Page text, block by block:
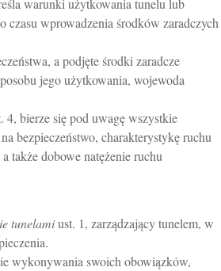
warunki użytkowania tunelu lub
czasu wprowadzenia środków zaradczych
a podjęte środki zaradcze
jego użytkowania, wojewoda
bierze się pod uwagę wszystkie
bezpieczeństwo, charakterystykę ruchu
także dobowe natężenie ruchu
tunelamiust. 1, zarządzający tunelem, w
wykonywania swoich obowiązków,